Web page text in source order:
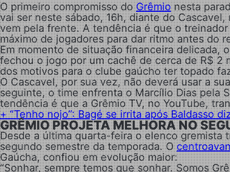
O primeiro compromisso doGrêmionesta
vai ser neste sábado, 16h, diante do
vem pela frente. A tendência é que o
máximo de jogadores para dar ritmo antes do
Em momento de situação financeira delicada,
fechou o jogo por um cachê de cerca de R$ 2
dos motivos para o clube gaúcho ter topado
O Cascavel, por sua vez, não deverá usar a
seguinte, o time enfrenta o Marcílio Dias pela
tendência é que a Grêmio TV, no YouTube,
+ “Tenho nojo”: Bagé se irrita após Baldasso
GRÊMIO PROJETA MELHORA NO
Desde a última quarta-feira o elenco gremista
segundo semestre da temporada. O
Gaúcha, confiou em evolução maior:
“Sonhar, sempre temos que sonhar. Somos